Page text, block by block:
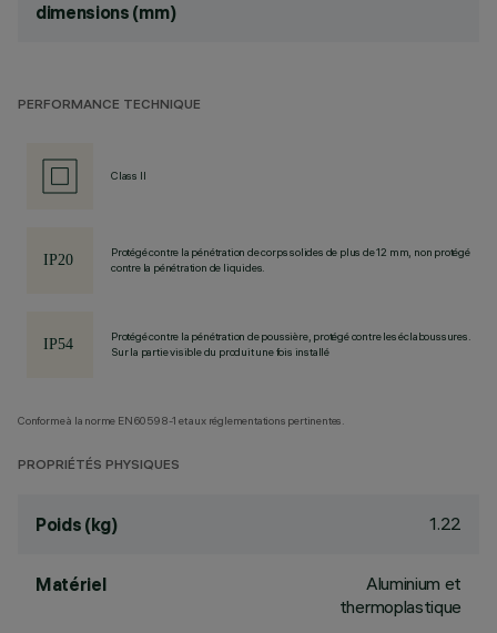
dimensions (mm)
PERFORMANCE TECHNIQUE
Class II
Protégé contre la pénétration de corps solides de plus de 12 mm, non protégé
contre la pénétration de liquides.
Protégé contre la pénétration de poussière, protégé contre les éclaboussures.
Sur la partie visible du produit une fois installé
Conforme à la norme EN60598-1 et aux réglementations pertinentes.
PROPRIÉTÉS PHYSIQUES
Poids (kg) 1.22
Matériel
Aluminium et
thermoplastique